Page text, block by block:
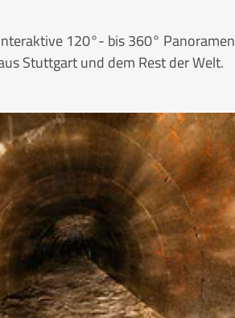
120°- bis 360° Panoramen
Stuttgart und dem Rest der Welt.